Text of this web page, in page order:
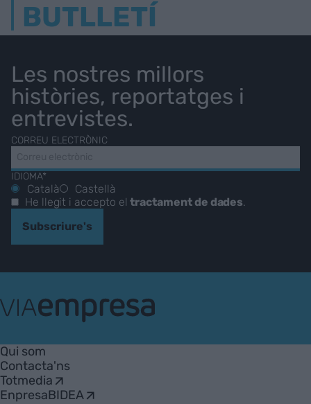
BUTLLETÍ
Les nostres millors
històries, reportatges i
entrevistes.
CORREU ELECTRÒNIC
IDIOMA*
Català
Castellà
He llegit i accepto eltractament de dades.
Subscriure's
Empresa
Qui som
Contacta'ns
Totmedia
EnpresaBIDEA